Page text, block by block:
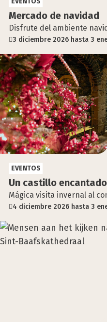
Mer­ca­do de navi­dad
Disfrute del ambiente
3 diciembre 2026 hasta 3
Un cas­ti­llo
Mágica visita invernal al
4 diciembre 2026 hasta 3
EVENTOS